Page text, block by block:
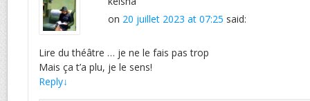
on 20 juillet 2023 at 07:25 said:
Lire du théâtre … je ne le fais pas trop
Mais ça t’a plu, je le sens!
Reply↓